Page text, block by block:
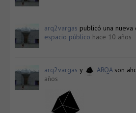
arq2vargas publicó una nueva
espacio público hace 10 años
arq2vargas y ARQAson
años